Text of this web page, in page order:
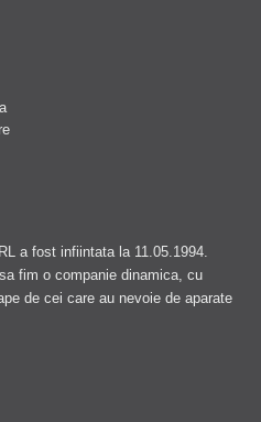
a fost infiintata la 11.05.1994.
fim o companie dinamica, cu
de cei care au nevoie de aparate